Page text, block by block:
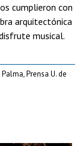
cumplieron con
arquitectónica
musical.
Prensa U. de